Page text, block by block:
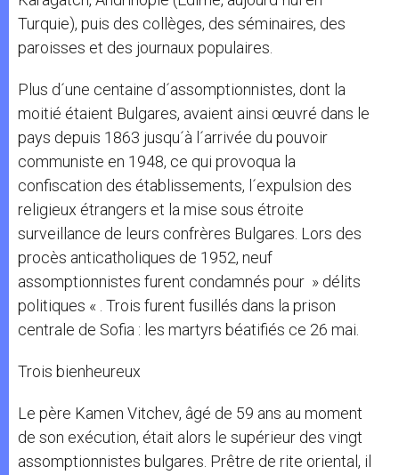
Turquie), puis des collèges, des séminaires, des
paroisses et des journaux populaires.
Plus d´une centaine d´assomptionnistes, dont la
moitié étaient Bulgares, avaient ainsi œuvré dans le
pays depuis 1863 jusqu´à l´arrivée du pouvoir
communiste en 1948, ce qui provoqua la
confiscation des établissements, l´expulsion des
religieux étrangers et la mise sous étroite
surveillance de leurs confrères Bulgares. Lors des
procès anticatholiques de 1952, neuf
assomptionnistes furent condamnés pour » délits
politiques « . Trois furent fusillés dans la prison
centrale de Sofia : les martyrs béatifiés ce 26 mai.
Trois bienheureux
Le père Kamen Vitchev, âgé de 59 ans au moment
de son exécution, était alors le supérieur des vingt
assomptionnistes bulgares. Prêtre de rite oriental, il